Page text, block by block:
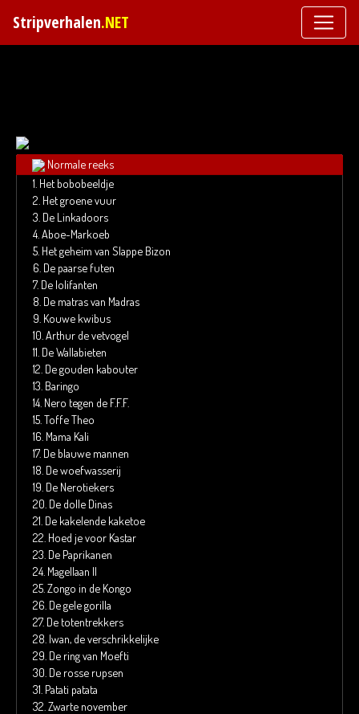
Stripverhalen.NET
Normale reeks
1. Het bobobeeldje
2. Het groene vuur
3. De Linkadoors
4. Aboe-Markoeb
5. Het geheim van Slappe Bizon
6. De paarse futen
7. De lolifanten
8. De matras van Madras
9. Kouwe kwibus
10. Arthur de vetvogel
11. De Wallabieten
12. De gouden kabouter
13. Baringo
14. Nero tegen de F.F.F.
15. Toffe Theo
16. Mama Kali
17. De blauwe mannen
18. De woefwasserij
19. De Nerotiekers
20. De dolle Dinas
21. De kakelende kaketoe
22. Hoed je voor Kastar
23. De Paprikanen
24. Magellaan II
25. Zongo in de Kongo
26. De gele gorilla
27. De totentrekkers
28. Iwan, de verschrikkelijke
29. De ring van Moefti
30. De rosse rupsen
31. Patati patata
32. Zwarte november